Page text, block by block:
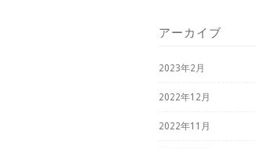
アーカイブ
2023年2月
2022年12月
2022年11月